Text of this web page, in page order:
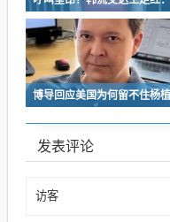
发表评论